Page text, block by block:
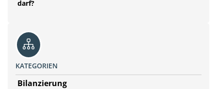
darf?
KATEGORIEN
Bilanzierung